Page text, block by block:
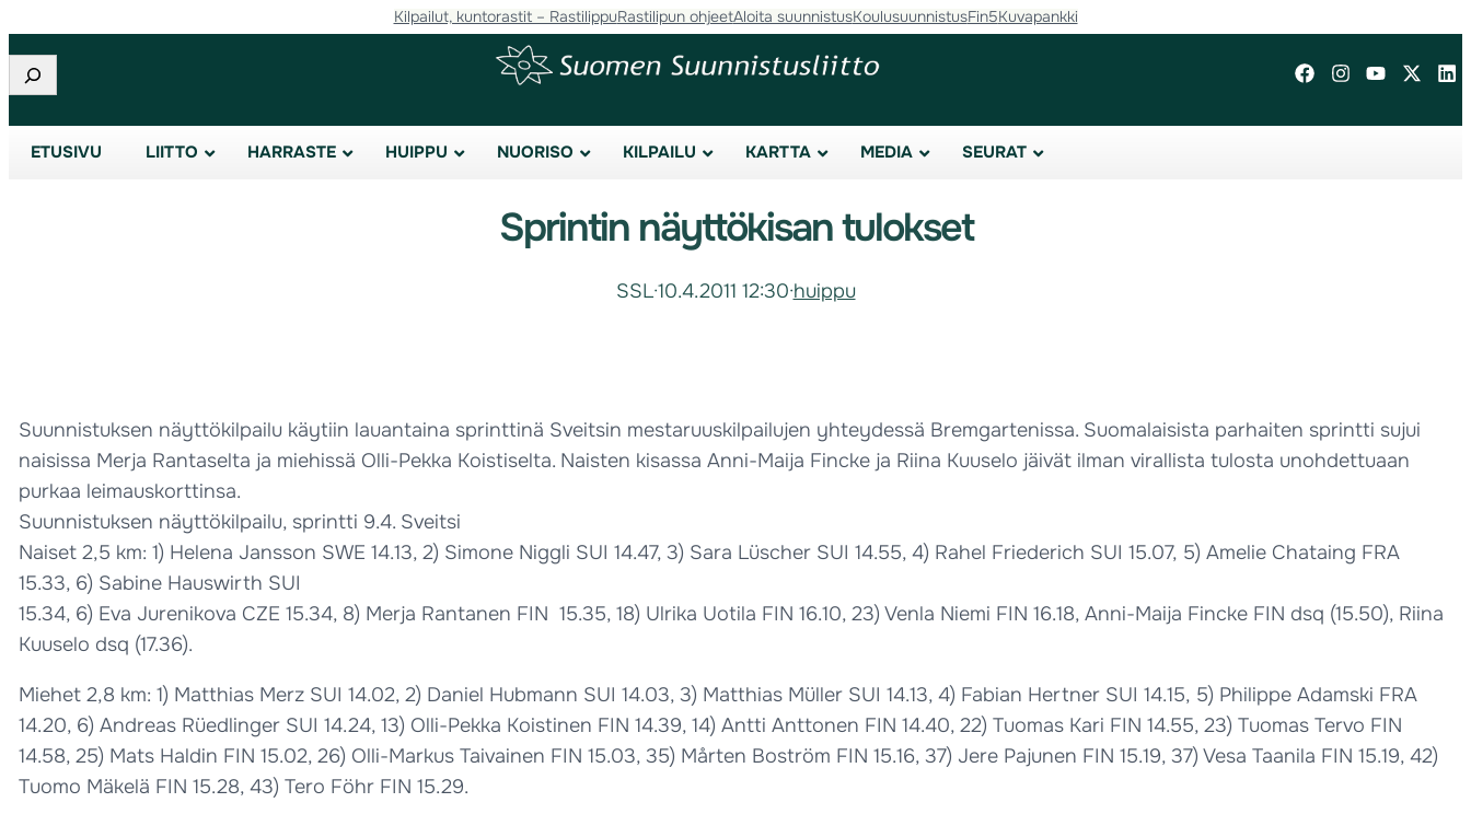
Kilpailut, kuntorastit – RastilippuRastilipun ohjeetAloita suunnistusKoulusuunnistusFin5Kuvapankki
Etsi
ETUSIVU LIITTO HARRASTE HUIPPU NUORISO KILPAILU KARTTA MEDIA SEURAT
Sprintin näyttökisan tulokset
SSL·10.4.2011 12:30·huippu
Suunnistuksen näyttökilpailu käytiin lauantaina sprinttinä Sveitsin mestaruuskilpailujen yhteydessä Bremgartenissa. Suomalaisista parhaiten sprintti sujui
naisissa Merja Rantaselta ja miehissä Olli-Pekka Koistiselta. Naisten kisassa Anni-Maija Fincke ja Riina Kuuselo jäivät ilman virallista tulosta unohdettuaan
purkaa leimauskorttinsa.
Suunnistuksen näyttökilpailu, sprintti 9.4. Sveitsi
Naiset 2,5 km: 1) Helena Jansson SWE 14.13, 2) Simone Niggli SUI 14.47, 3) Sara Lüscher SUI 14.55, 4) Rahel Friederich SUI 15.07, 5) Amelie Chataing FRA
15.33, 6) Sabine Hauswirth SUI
15.34, 6) Eva Jurenikova CZE 15.34, 8) Merja Rantanen FIN 15.35, 18) Ulrika Uotila FIN 16.10, 23) Venla Niemi FIN 16.18, Anni-Maija Fincke FIN dsq (15.50), Riina
Kuuselo dsq (17.36).
Miehet 2,8 km: 1) Matthias Merz SUI 14.02, 2) Daniel Hubmann SUI 14.03, 3) Matthias Müller SUI 14.13, 4) Fabian Hertner SUI 14.15, 5) Philippe Adamski FRA
14.20, 6) Andreas Rüedlinger SUI 14.24, 13) Olli-Pekka Koistinen FIN 14.39, 14) Antti Anttonen FIN 14.40, 22) Tuomas Kari FIN 14.55, 23) Tuomas Tervo FIN
14.58, 25) Mats Haldin FIN 15.02, 26) Olli-Markus Taivainen FIN 15.03, 35) Mårten Boström FIN 15.16, 37) Jere Pajunen FIN 15.19, 37) Vesa Taanila FIN 15.19, 42)
Tuomo Mäkelä FIN 15.28, 43) Tero Föhr FIN 15.29.